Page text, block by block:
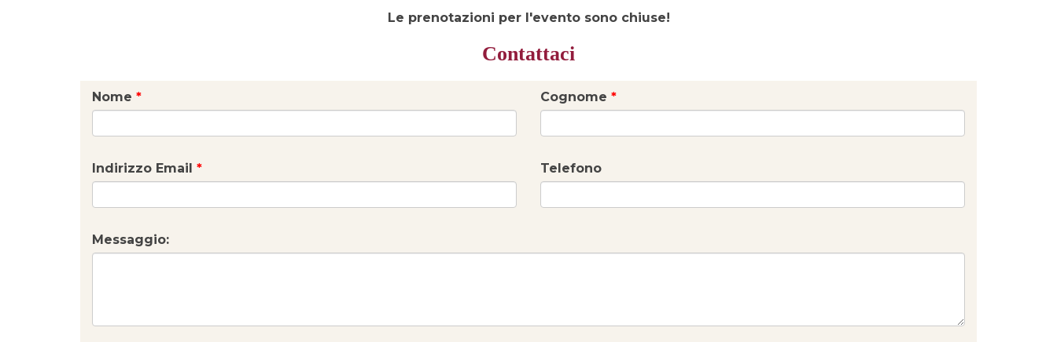
Le prenotazioni per l'evento sono chiuse!
Contattaci
Nome * Cognome *
Indirizzo Email * Telefono
Messaggio: